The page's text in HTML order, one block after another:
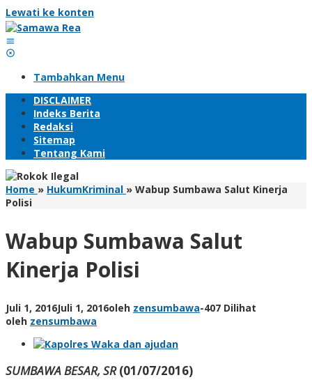
Lewati ke konten
Tambahkan Menu
DISCLAIMER
Indeks Berita
Redaksi
Sitemap
Tentang Kami
Home » HukumKriminal » Wabup Sumbawa Salut Kinerja
Polisi
Wabup Sumbawa Salut
Kinerja Polisi
Juli 1, 2016Juli 1, 2016oleh zensumbawa-407 Dilihat
oleh zensumbawa
SUMBAWA BESAR, SR(01/07/2016)